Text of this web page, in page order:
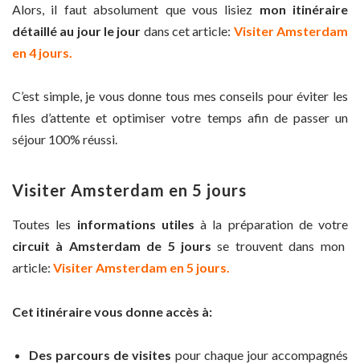
Alors, il faut absolument que vous lisiez mon itinéraire
détaillé au jour le jour dans cet article: Visiter Amsterdam
en 4 jours.
C’est simple, je vous donne tous mes conseils pour éviter les
files d’attente et optimiser votre temps afin de passer un
séjour 100% réussi.
Visiter Amsterdam en 5 jours
Toutes les informations utiles à la préparation de votre
circuit à Amsterdam de 5 jours se trouvent dans mon
article: Visiter Amsterdam en 5 jours.
Cet itinéraire vous donne accès à:
Des parcours de visites pour chaque jour accompagnés